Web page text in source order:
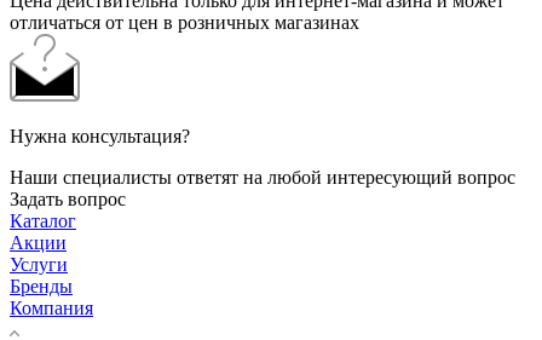
отличаться от цен в розничных магазинах
Нужна консультация?
Наши специалисты ответят на любой интересующий вопрос
Задать вопрос
Каталог
Акции
Услуги
Бренды
Компания